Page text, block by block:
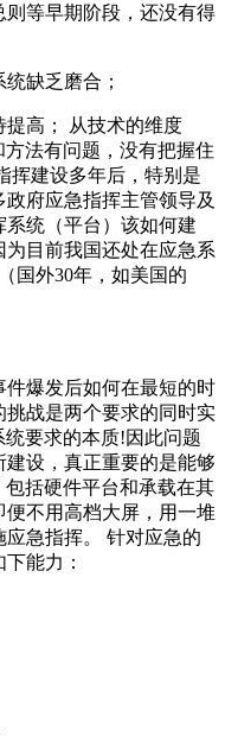
则等早期阶段，还没有得
缺乏磨合；
提高； 从技术的维度
法有问题，没有把握住
挥建设多年后，特别是
府应急指挥主管领导及
统（平台）该如何建
目前我国还处在应急系
国外30年，如美国的
爆发后如何在最短的时
战是两个要求的同时实
要求的本质!因此问题
设，真正重要的是能够
括硬件平台和承载在其
便不用高档大屏，用一堆
急指挥。 针对应急的
能力：